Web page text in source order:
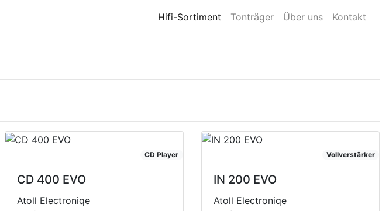
Hifi-Sortiment Tonträger Über uns Kontakt
20.08.2026 bin ich wieder für Sie da. ++
CD Player
CD 400 EVO
Atoll Electroniqe
Vollverstärker
IN 200 EVO
Atoll Electroniqe